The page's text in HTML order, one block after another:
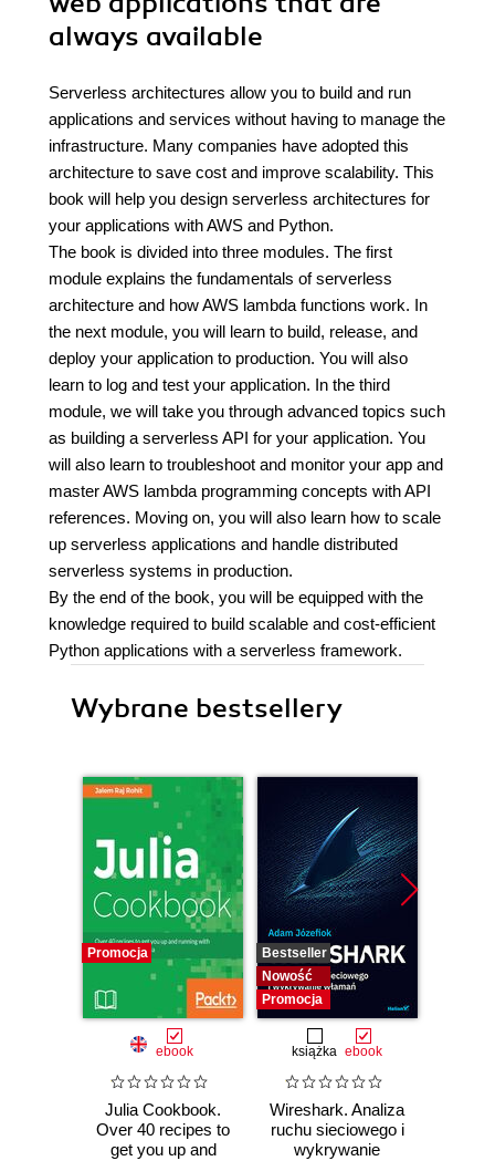
always available
Serverless architectures allow you to build and run
applications and services without having to manage the
infrastructure. Many companies have adopted this
architecture to save cost and improve scalability. This
book will help you design serverless architectures for
your applications with AWS and Python.
The book is divided into three modules. The first
module explains the fundamentals of serverless
architecture and how AWS lambda functions work. In
the next module, you will learn to build, release, and
deploy your application to production. You will also
learn to log and test your application. In the third
module, we will take you through advanced topics such
as building a serverless API for your application. You
will also learn to troubleshoot and monitor your app and
master AWS lambda programming concepts with API
references. Moving on, you will also learn how to scale
up serverless applications and handle distributed
serverless systems in production.
By the end of the book, you will be equipped with the
knowledge required to build scalable and cost-efficient
Python applications with a serverless framework.
Wybrane bestsellery
Promocja
ebook
Julia Cookbook.
Over 40 recipes to
get you up and
Bestseller
Nowość
Promocja
książka ebook
Wireshark. Analiza
ruchu sieciowego i
wykrywanie